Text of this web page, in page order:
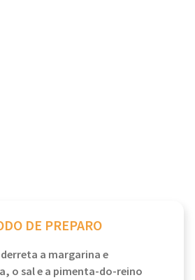
DE PREPARO
a margarina e
o sal e a pimenta-do-reino